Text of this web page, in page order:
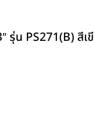
น PS271(B)